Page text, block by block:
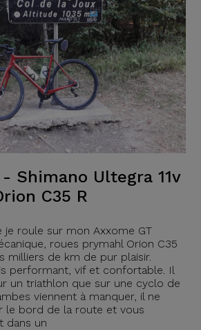
Shimano Ultegra 11v
C35 R
je roule sur mon Axxome GT
roues prymahl Orion C35
milliers de km de pur plaisir.
performant, vif et confortable. Il
un triathlon que sur une cyclo de
viennent à manquer, il ne
le bord de la route et vous
dans un